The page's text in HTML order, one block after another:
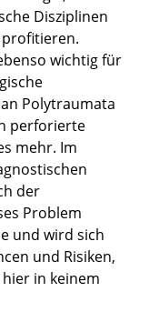
Disziplinen
wichtig für
Polytraumata
perforierte
mehr. Im
der
Problem
und wird sich
und Risiken,
in keinem